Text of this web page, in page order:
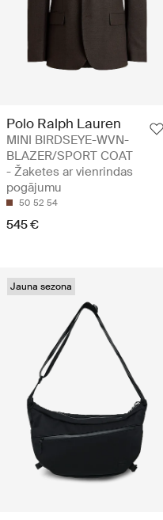
Polo Ralph Lauren
MINI BIRDSEYE-WVN-
BLAZER/SPORT COAT
- Žaketes ar vienrindas
pogājumu
50 52 54
545 €
Jauna sezona